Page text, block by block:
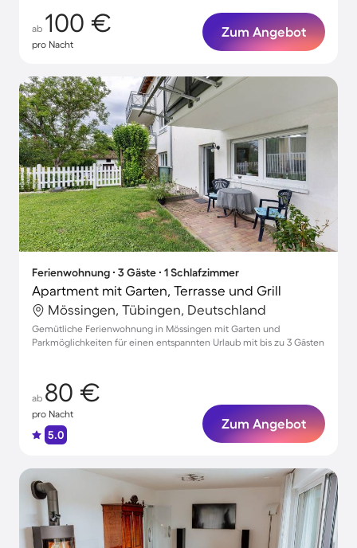
ab 100 €
pro Nacht
Zum Angebot
Ferienwohnung ∙ 3 Gäste ∙ 1 Schlafzimmer
Apartment mit Garten, Terrasse und Grill
Mössingen, Tübingen, Deutschland
Gemütliche Ferienwohnung in Mössingen mit Garten und
Parkmöglichkeiten für einen entspannten Urlaub mit bis zu 3 Gästen
ab 80 €
pro Nacht
5.0
Zum Angebot